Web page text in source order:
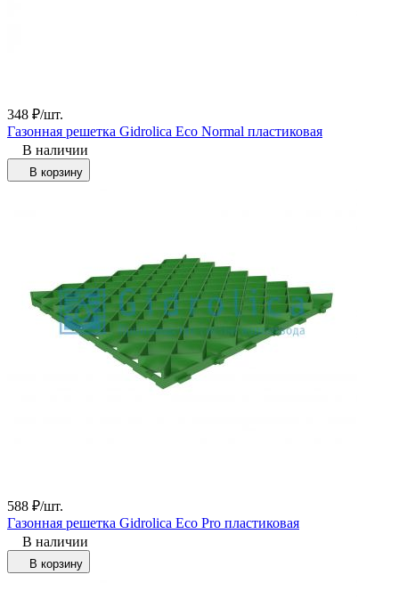
348 ₽/шт.
Газонная решетка Gidrolica Eco Normal пластиковая
В наличии
В корзину
588 ₽/шт.
Газонная решетка Gidrolica Eco Pro пластиковая
В наличии
В корзину